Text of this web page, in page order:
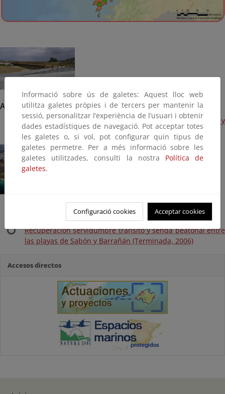
Arteixo
Playa de Barrañan y Combouzas. Avería en accesos y
pavimento. (Plan litoral 2014, Terminada)
Recuperación servidumbre tránsito y senda peatonal entre
las playas de Sabón y Barrañán (Terminada, 2006)
Accesos directos
Informació sobre ús de galetes: Aquest lloc web
utilitza galetes pròpies i de tercers per mantenir la
sessió, personalitzar l’experiència de l’usuari i obtenir
dades estadístiques de navegació. Pot acceptar totes
les galetes o, si vol, pot configurar quin tipus de
galetes permetre. Per a més informació sobre les
galetes utilitzades, consulti la nostra Política de
galetes.
Configuració cookies Acceptar cookies